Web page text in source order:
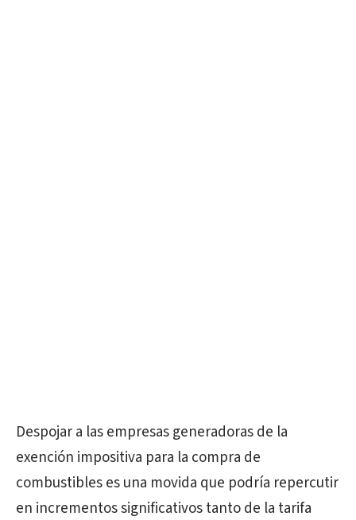
Despojar a las empresas generadoras de la
exención impositiva para la compra de
combustibles es una movida que podría repercutir
en incrementos significativos tanto de la tarifa